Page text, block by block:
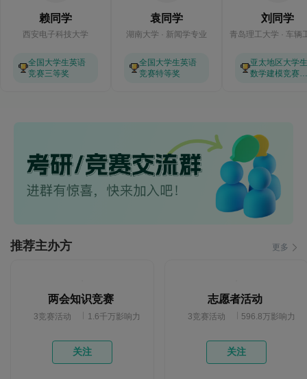
赖同学
西安电子科技大学
全国大学生英语
竞赛三等奖
袁同学
湖南大学 · 新闻学专业
全国大学生英语
竞赛特等奖
刘同学
亚太地区大学生
数学建模竞赛二
推荐主办方 更多
两会知识竞赛
3竞赛活动 1.6千万影响力
关注
志愿者活动
3竞赛活动 596.8万影响力
关注